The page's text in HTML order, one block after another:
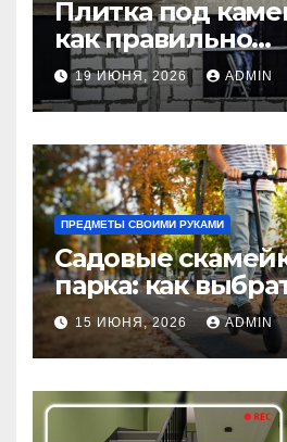
Плитка под
как правильно
использовать в
комнаты?
19 ИЮНЯ, 2026 ADMIN
ПРЕДМЕТЫ СВОИМИ РУКАМИ
Садовые
парка: как
и долговечные
Madmetal.ru
15 ИЮНЯ, 2026 ADMIN